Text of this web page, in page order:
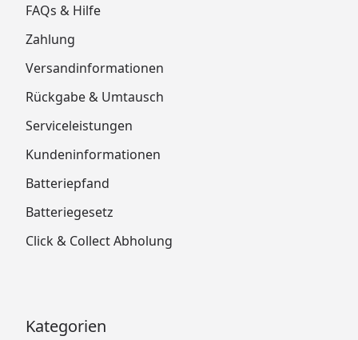
FAQs & Hilfe
Zahlung
Versandinformationen
Rückgabe & Umtausch
Serviceleistungen
Kundeninformationen
Batteriepfand
Batteriegesetz
Click & Collect Abholung
Kategorien